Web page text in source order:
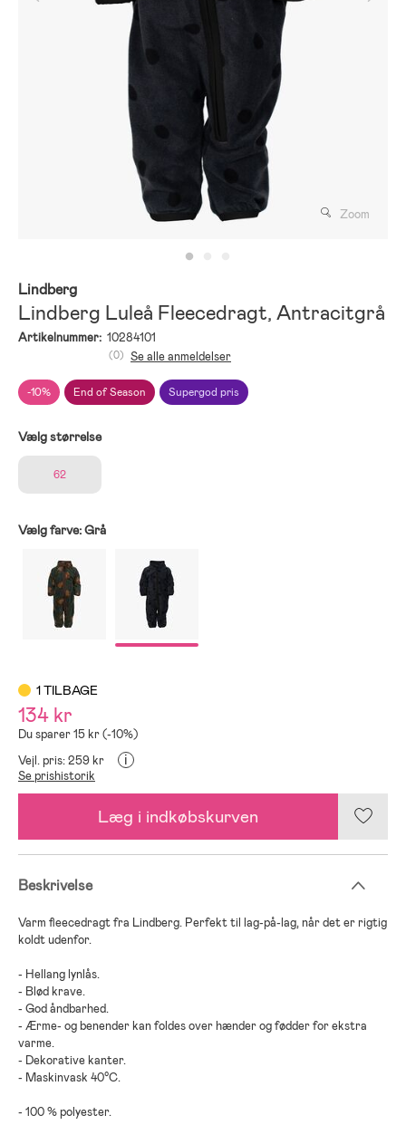
Zoom
Lindberg
Lindberg Luleå Fleecedragt, Antracitgrå
Artikelnummer: 10284101
-10% End of Season Supergod pris
(0) Se alle anmeldelser
Vælg størrelse
62
Vælg farve:Grå
1 TILBAGE
134 kr
Du sparer 15 kr (-10%)
Vejl. pris: 259 kr
i
Se prishistorik
Læg i indkøbskurven
Beskrivelse
Varm fleecedragt fra Lindberg. Perfekt til lag-på-lag, når det er rigtig
koldt udenfor.
- Hellang lynlås.
- Blød krave.
- God åndbarhed.
- Ærme- og benender kan foldes over hænder og fødder for ekstra
varme.
- Dekorative kanter.
- Maskinvask 40°C.
- 100 % polyester.